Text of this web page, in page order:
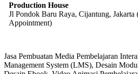
Production House
Jl Pondok Baru Raya, Cijantung, Jakarta
Appointment)
Jasa Pembuatan Media Pembelajaran
Management System (LMS), Desain